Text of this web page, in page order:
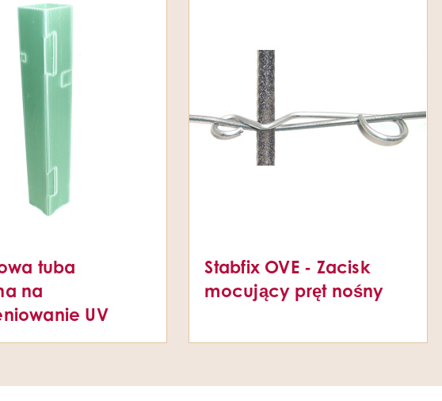
tuba
na
UV
Stabfix OVE - Zacisk
mocujący pręt nośny